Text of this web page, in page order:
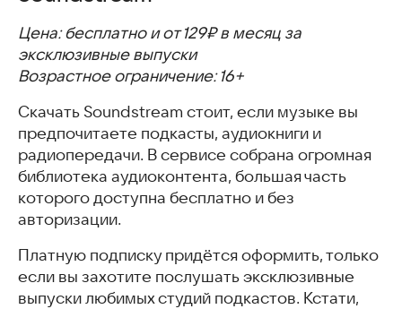
Цена: бесплатно и от 129₽ в месяц за
эксклюзивные выпуски
Возрастное ограничение: 16+
Скачать Soundstream стоит, если музыке вы
предпочитаете подкасты, аудиокниги и
радиопередачи. В сервисе собрана огромная
библиотека аудиоконтента, большая часть
которого доступна бесплатно и без
авторизации.
Платную подписку придётся оформить, только
если вы захотите послушать эксклюзивные
выпуски любимых студий подкастов. Кстати,